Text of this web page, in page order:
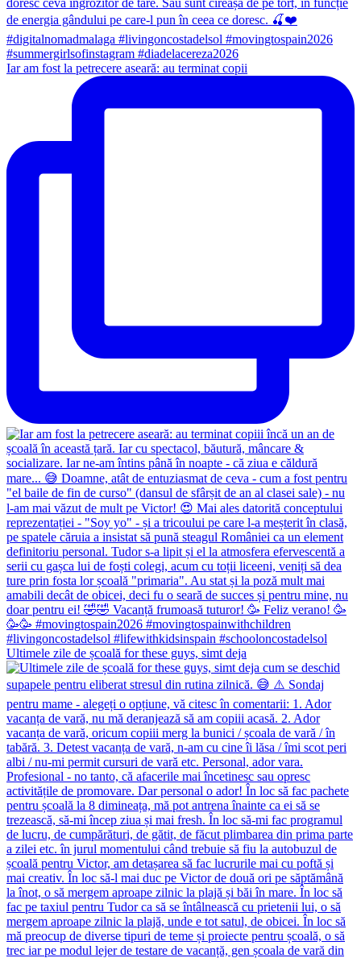
Iar am fost la petrecere aseară: au terminat copii
Ultimele zile de școală for these guys, simt deja